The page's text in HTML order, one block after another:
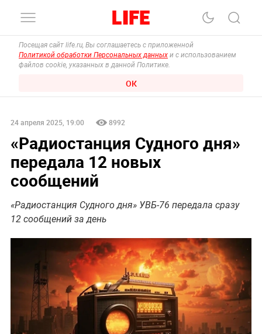
Посещая сайт life.ru, Вы соглашаетесь с приложенной
Политикой обработки Персональных данных и с использованием
файлов cookie, указанных в данной Политике.
ОК
24 апреля 2025, 19:00 8992
«Радиостанция Судного дня»
передала 12 новых
сообщений
«Радиостанция Судного дня» УВБ-76 передала сразу
12 сообщений за день